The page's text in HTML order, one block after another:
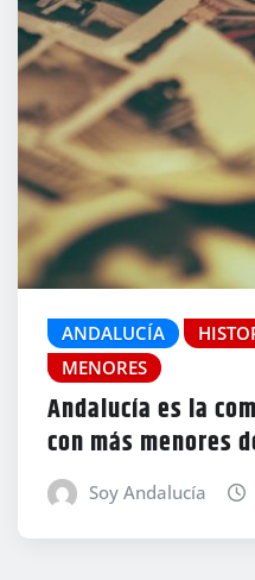
ANDALUCÍA
MENORES
Andalucía es la
con más menores
Soy Andalucía